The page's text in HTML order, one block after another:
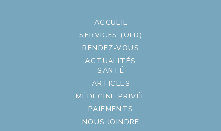
ACCUEIL
SERVICES (OLD)
RENDEZ-VOUS
ACTUALITÉS
SANTÉ
ARTICLES
MÉDECINE PRIVÉE
PAIEMENTS
NOUS JOINDRE